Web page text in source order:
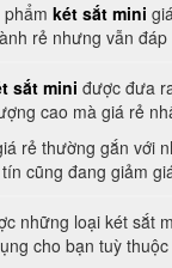
két sắt mini
rẻ nhưng vẫn
sắt mini được đưa
cao mà giá rẻ
rẻ thường gắn với
cũng đang giảm
những loại két sắt
cho bạn tuỳ